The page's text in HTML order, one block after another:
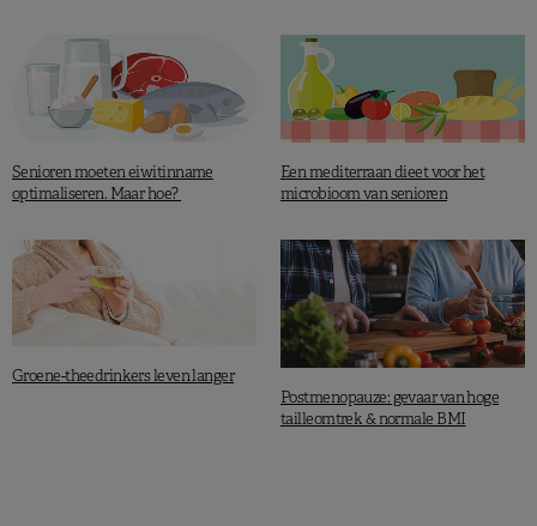
Senioren moeten eiwitinname
optimaliseren. Maar hoe?
Een mediterraan dieet voor het
microbioom van senioren
Groene-theedrinkers leven langer
Postmenopauze: gevaar van hoge
tailleomtrek & normale BMI